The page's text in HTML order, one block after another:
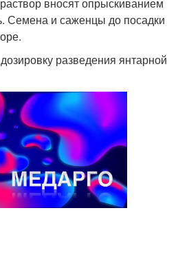
Семена и саженцы до посадки
разведения янтарной